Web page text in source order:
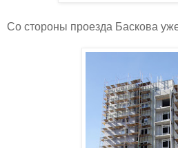
Со стороны проезда Баскова